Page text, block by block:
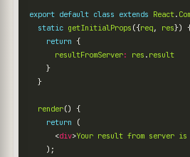
export default class extends React.
static getInitialProps ({req, res})
return {
resultFromServer: res . result
}
}
render() {
return
(
<div>Your result from server is
);